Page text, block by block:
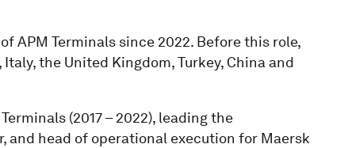
APM Terminals since 2022. Before this role,
the United Kingdom, Turkey, China and
(2017 – 2022), leading the
head of operational execution for Maersk